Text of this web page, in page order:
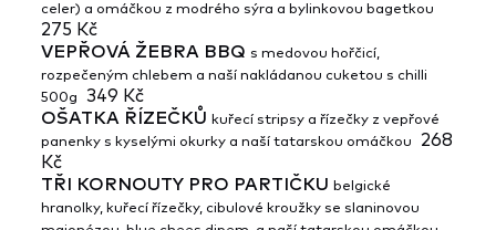
celer) a omáčkou z modrého sýra a bylinkovou bagetkou
275 Kč
VEPŘOVÁ ŽEBRA BBQ s medovou hořčicí,
rozpečeným chlebem a naší nakládanou cuketou s chilli
500g
349 Kč
OŠATKA ŘÍZEČKŮ kuřecí stripsy a řízečky z vepřové
panenky s kyselými okurky a naší tatarskou omáčkou
268
Kč
TŘI KORNOUTY PRO PARTIČKU belgické
hranolky, kuřecí řízečky, cibulové kroužky se slaninovou